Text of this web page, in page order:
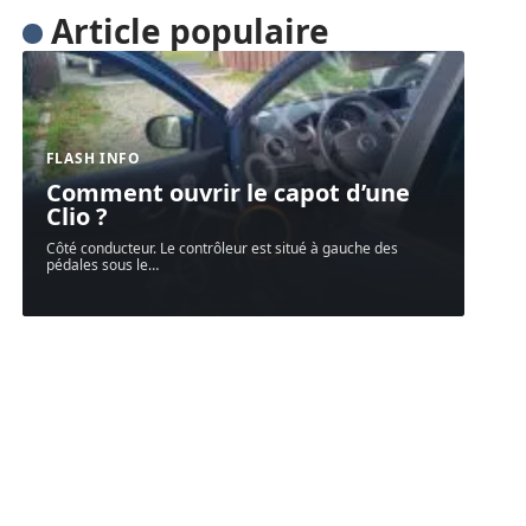
Article populaire
FLASH INFO
Comment ouvrir le capot d’une
Clio ?
Côté conducteur. Le contrôleur est situé à gauche des
pédales sous le…